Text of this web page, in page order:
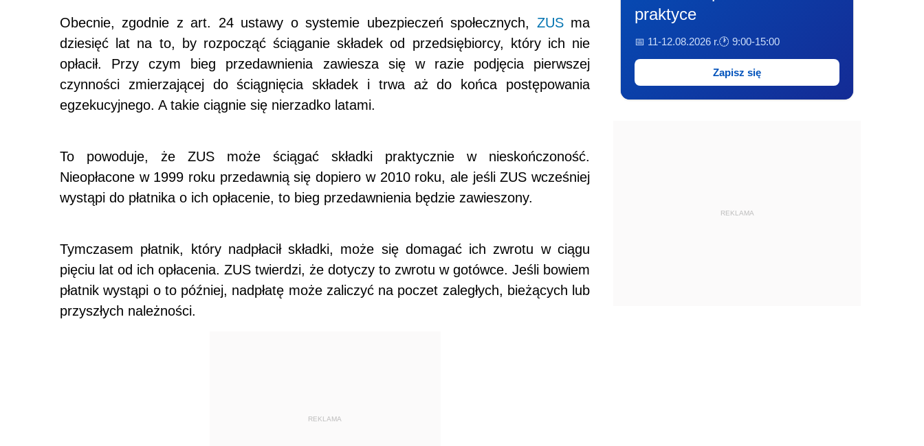
Obecnie, zgodnie z art. 24 ustawy o systemie ubezpieczeń społecznych, ZUSma
dziesięć lat na to, by rozpocząć ściąganie składek od przedsiębiorcy, który ich nie
opłacił. Przy czym bieg przedawnienia zawiesza się w razie podjęcia pierwszej
czynności zmierzającej do ściągnięcia składek i trwa aż do końca postępowania
egzekucyjnego. A takie ciągnie się nierzadko latami.
To powoduje, że ZUS może ściągać składki praktycznie w nieskończoność.
Nieopłacone w 1999 roku przedawnią się dopiero w 2010 roku, ale jeśli ZUS wcześniej
wystąpi do płatnika o ich opłacenie, to bieg przedawnienia będzie zawieszony.
Tymczasem płatnik, który nadpłacił składki, może się domagać ich zwrotu w ciągu
pięciu lat od ich opłacenia. ZUS twierdzi, że dotyczy to zwrotu w gotówce. Jeśli bowiem
płatnik wystąpi o to później, nadpłatę może zaliczyć na poczet zaległych, bieżących lub
przyszłych należności.
REKLAMA
praktyce
📅 11-12.08.2026 r.🕐 9:00-15:00
Zapisz się
REKLAMA